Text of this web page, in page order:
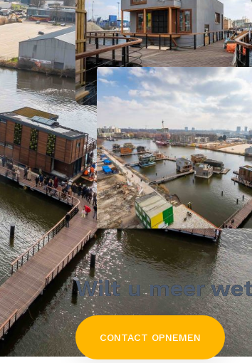
Wilt u meer
CONTACT OPNEMEN